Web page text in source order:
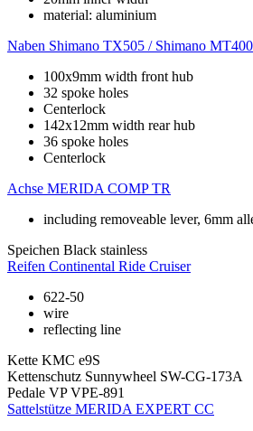
material: aluminium
Naben Shimano TX505 / Shimano MT400
100x9mm width front hub
32 spoke holes
Centerlock
142x12mm width rear hub
36 spoke holes
Centerlock
Achse MERIDA COMP TR
including removeable lever, 6mm
Speichen Black stainless
Reifen Continental Ride Cruiser
622-50
wire
reflecting line
Kette KMC e9S
Kettenschutz Sunnywheel SW-CG-173A
Pedale VP VPE-891
Sattelstütze MERIDA EXPERT CC